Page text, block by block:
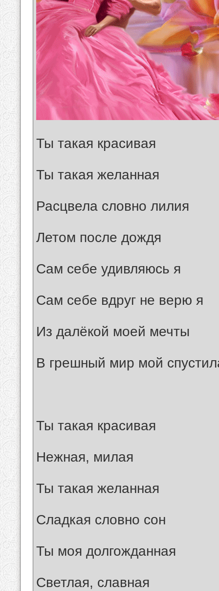
Ты такая красивая
Ты такая желанная
Расцвела словно лилия
Летом после дождя
Сам себе удивляюсь я
Сам себе вдруг не верю я
Из далёкой моей мечты
В грешный мир мой
Ты такая красивая
Нежная, милая
Ты такая желанная
Сладкая словно сон
Ты моя долгожданная
Светлая, славная